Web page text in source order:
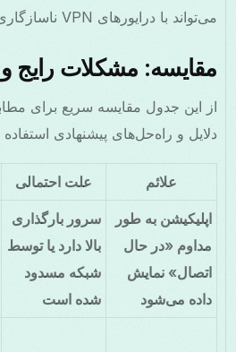
می‌تواند با درایورهای VPN ناسازگاری ایجاد کند.
مقایسه: مشکلات رایج
از این جدول مقایسه سریع برای
دلایل و راه‌حل‌های پیشنهادی استفاده
علائم علت احتمالی
اپلیکیشن به طور
مداوم «در حال
اتصال» نمایش
داده می‌شود
سرور بارگذاری
بالا دارد یا توسط
شبکه مسدود
شده است